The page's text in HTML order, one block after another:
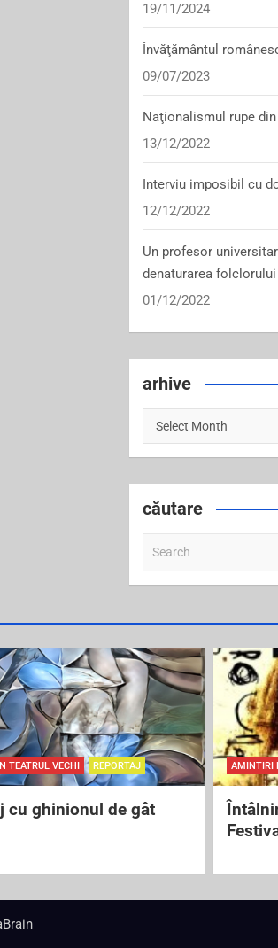
19/11/2024
Învăţământul
09/07/2023
Naţionalismul rupe
13/12/2022
Interviu imposibil cu
12/12/2022
Un profesor
denaturarea
01/12/2022
arhive
arhive
căutare
a
h
TEATRUL VECHI REPORTAJ
cu ghinionul de gât
AMINTIRI